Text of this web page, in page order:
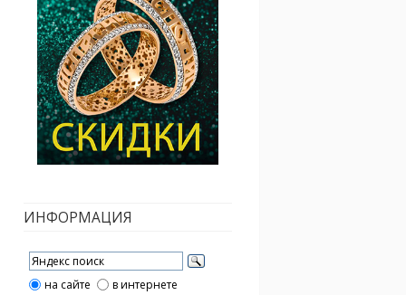
ИНФОРМАЦИЯ
на сайте в интернете